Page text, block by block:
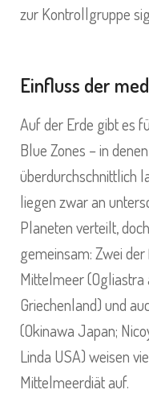
zur Kontrollgruppe
Einfluss der
Auf der Erde gibt es
Blue Zones – in
überdurchschnittlich
liegen zwar an
Planeten verteilt,
gemeinsam: Zwei
Mittelmeer (Ogliastra
Griechenland) und
(Okinawa Japan;
Linda USA) weisen
Mittelmeerdiät auf.